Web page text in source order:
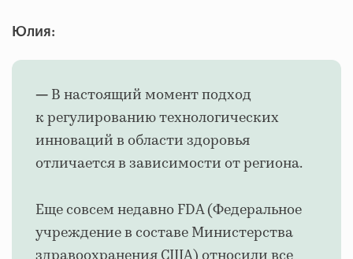
Юлия:
— В настоящий момент подход
к регулированию технологических
инноваций в области здоровья
отличается в зависимости от региона.
Еще совсем недавно FDA (Федеральное
учреждение в составе Министерства